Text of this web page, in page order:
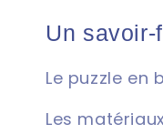
Un
Le puzzle
Les